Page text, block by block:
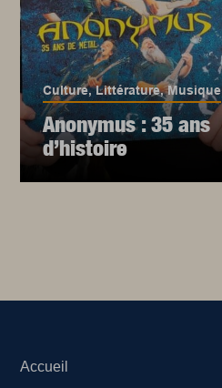
Culture,Littérature,Musique
Anonymus : 35 ans
d’histoire
Accueil